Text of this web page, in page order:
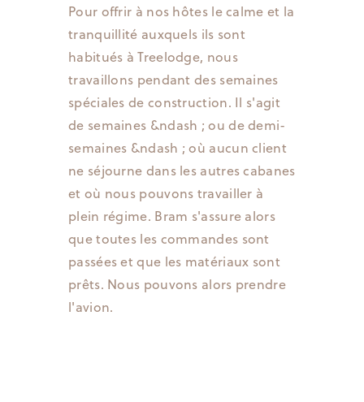
Pour offrir à nos hôtes le calme et la
tranquillité auxquels ils sont
habitués à Treelodge, nous
travaillons pendant des semaines
spéciales de construction. Il s'agit
de semaines &ndash ; ou de demi-
semaines &ndash ; où aucun client
ne séjourne dans les autres cabanes
et où nous pouvons travailler à
plein régime. Bram s'assure alors
que toutes les commandes sont
passées et que les matériaux sont
prêts. Nous pouvons alors prendre
l'avion.